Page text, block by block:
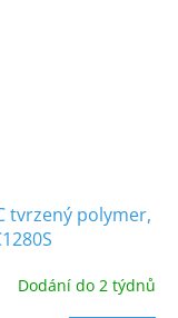
tvrzený polymer,
Dodání do 2 týdnů